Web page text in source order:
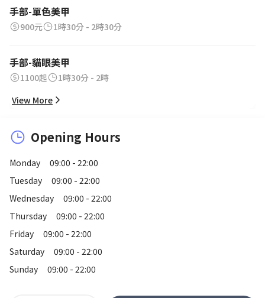
手部-單色美甲
900元 1時30分 - 2時30分
手部-貓眼美甲
1100起
1時30分 - 2時
View More
Opening Hours
Monday
09:00 - 22:00
Tuesday
09:00 - 22:00
Wednesday
09:00 - 22:00
Thursday
09:00 - 22:00
Friday
09:00 - 22:00
Saturday
09:00 - 22:00
Sunday
09:00 - 22:00